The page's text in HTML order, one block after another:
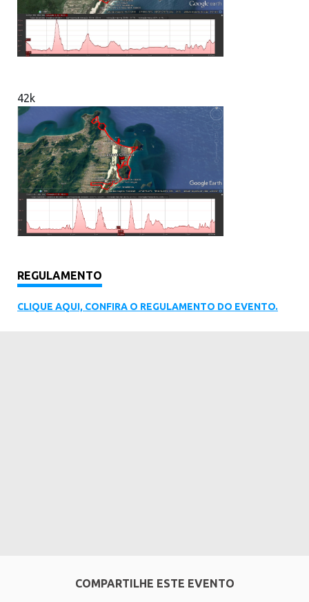
42k
REGULAMENTO
CLIQUE AQUI, CONFIRA O REGULAMENTO DO EVENTO.
COMPARTILHE ESTE EVENTO